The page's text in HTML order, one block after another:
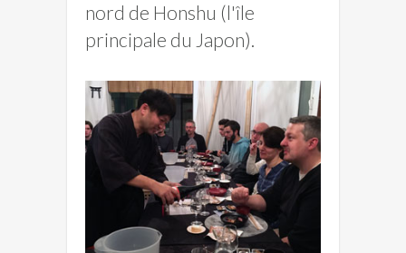
nord de Honshu (l'île
principale du Japon).